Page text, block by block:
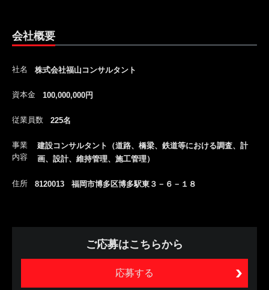
会社概要
社名 株式会社福山コンサルタント
資本金 100,000,000円
従業員数 225名
事業
内容
建設コンサルタント（道路、橋梁、鉄道等における調査、計
画、設計、維持管理、施工管理）
住所 8120013 福岡市博多区博多駅東３－６－１８
ご応募はこちらから
応募する